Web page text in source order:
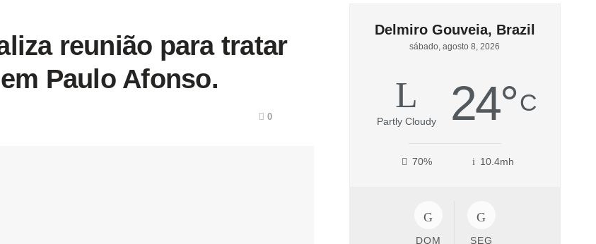
reunião para tratar
Paulo Afonso.
0
Delmiro Gouveia, Brazil
sábado, agosto 8, 2026
Partly Cloudy 24°C
70% 10.4mh
DOM SEG